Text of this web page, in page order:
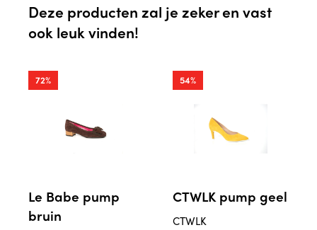
Deze producten zal je zeker en vast
ook leuk vinden!
72%
Le Babe pump
bruin
54%
CTWLK pump geel
CTWLK